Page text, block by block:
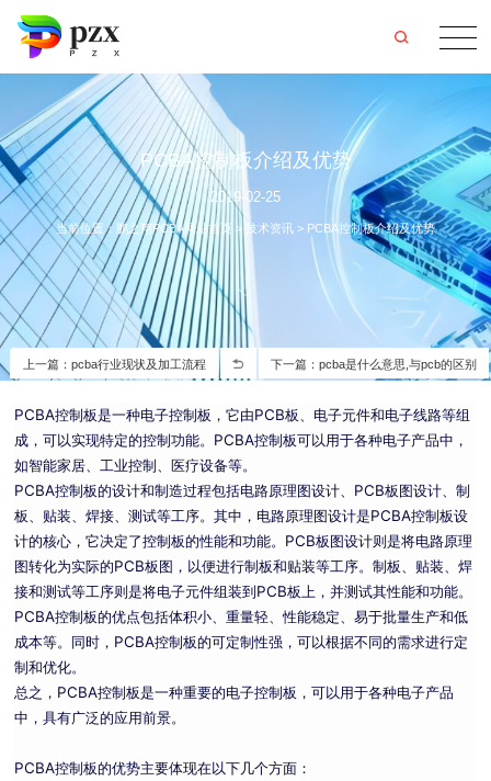
PCBA控制板介绍及优势
2019-02-25
当前位置： 鹏之翔PCBA网站首页 > 技术资讯 > PCBA控制板介绍及优势
上一篇：pcba行业现状及加工流程 下一篇：pcba是什么意思,与pcb的区别
PCBA控制板是一种电子控制板，它由PCB板、电子元件和电子线路等组
成，可以实现特定的控制功能。PCBA控制板可以用于各种电子产品中，
如智能家居、工业控制、医疗设备等。
PCBA控制板的设计和制造过程包括电路原理图设计、PCB板图设计、制
板、贴装、焊接、测试等工序。其中，电路原理图设计是PCBA控制板设
计的核心，它决定了控制板的性能和功能。PCB板图设计则是将电路原理
图转化为实际的PCB板图，以便进行制板和贴装等工序。制板、贴装、焊
接和测试等工序则是将电子元件组装到PCB板上，并测试其性能和功能。
PCBA控制板的优点包括体积小、重量轻、性能稳定、易于批量生产和低
成本等。同时，PCBA控制板的可定制性强，可以根据不同的需求进行定
制和优化。
总之，PCBA控制板是一种重要的电子控制板，可以用于各种电子产品
中，具有广泛的应用前景。
PCBA控制板的优势主要体现在以下几个方面：